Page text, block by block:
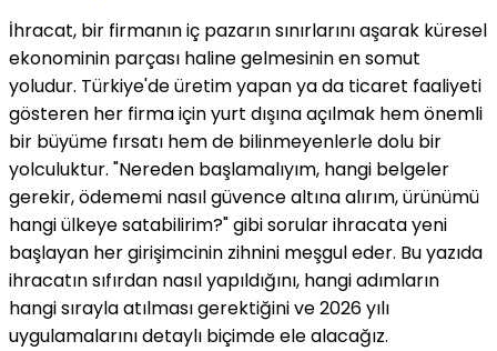
İhracat, bir firmanın iç pazarın sınırlarını aşarak küresel
ekonominin parçası haline gelmesinin en somut
yoludur. Türkiye'de üretim yapan ya da ticaret faaliyeti
gösteren her firma için yurt dışına açılmak hem önemli
bir büyüme fırsatı hem de bilinmeyenlerle dolu bir
yolculuktur. "Nereden başlamalıyım, hangi belgeler
gerekir, ödememi nasıl güvence altına alırım, ürünümü
hangi ülkeye satabilirim?" gibi sorular ihracata yeni
başlayan her girişimcinin zihnini meşgul eder. Bu yazıda
ihracatın sıfırdan nasıl yapıldığını, hangi adımların
hangi sırayla atılması gerektiğini ve 2026 yılı
uygulamalarını detaylı biçimde ele alacağız.